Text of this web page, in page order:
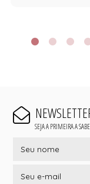
SEJA A PRIMEIRA A